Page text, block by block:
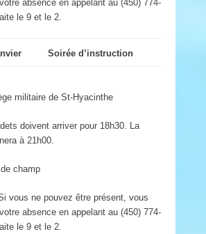
absence en appelant au (450) 774-
le 9 et le 2.
Soirée d’instruction
militaire de St-Hyacinthe
doivent arriver pour 18h30. La
à 21h00.
champ
vous ne pouvez être présent, vous
absence en appelant au (450) 774-
le 9 et le 2.